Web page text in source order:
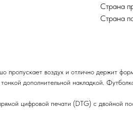
Страна
Страна
пропускает воздух и отлично держит
дополнительной накладкой.
цифровой печати (DTG) с двойной